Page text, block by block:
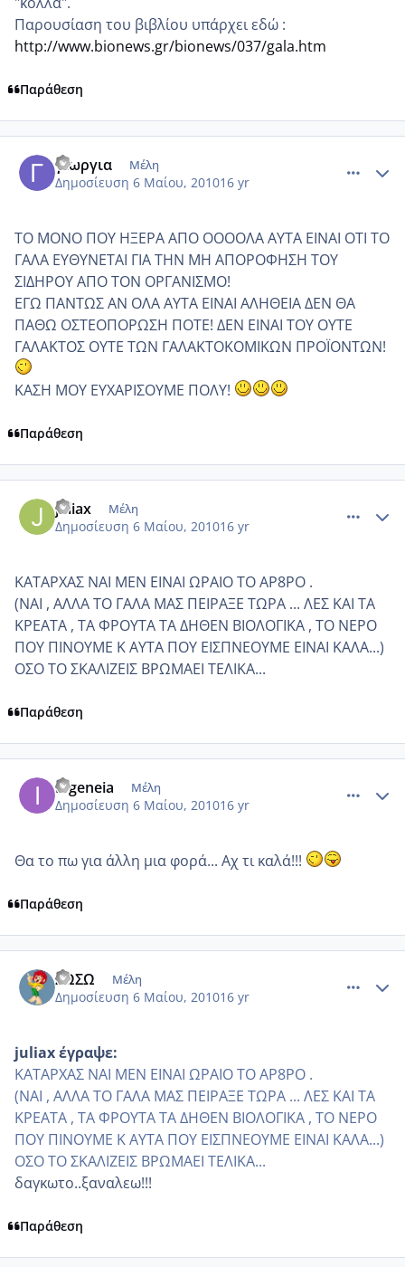
Παρουσίαση του βιβλίου υπάρχει εδώ :
http://www.bionews.gr/bionews/037/gala.htm
Παράθεση
γιωργια Μέλη
Δημοσίευση 6 Μαίου, 201016 yr
ΤΟ ΜΟΝΟ ΠΟΥ ΗΞΕΡΑ ΑΠΟ ΟΟΟΟΛΑ ΑΥΤΑ ΕΙΝΑΙ ΟΤΙ ΤΟ
ΓΑΛΑ ΕΥΘΥΝΕΤΑΙ ΓΙΑ ΤΗΝ ΜΗ ΑΠΟΡΟΦΗΣΗ ΤΟΥ
ΣΙΔΗΡΟΥ ΑΠΟ ΤΟΝ ΟΡΓΑΝΙΣΜΟ!
ΕΓΩ ΠΑΝΤΩΣ ΑΝ ΟΛΑ ΑΥΤΑ ΕΙΝΑΙ ΑΛΗΘΕΙΑ ΔΕΝ ΘΑ
ΠΑΘΩ ΟΣΤΕΟΠΟΡΩΣΗ ΠΟΤΕ! ΔΕΝ ΕΙΝΑΙ ΤΟΥ ΟΥΤΕ
ΓΑΛΑΚΤΟΣ ΟΥΤΕ ΤΩΝ ΓΑΛΑΚΤΟΚΟΜΙΚΩΝ ΠΡΟΪΟΝΤΩΝ!
ΚΑΣΗ ΜΟΥ ΕΥΧΑΡΙΣΟΥΜΕ ΠΟΛΥ!
Παράθεση
juliax Μέλη
Δημοσίευση 6 Μαίου, 201016 yr
ΚΑΤΑΡΧΑΣ ΝΑΙ ΜΕΝ ΕΙΝΑΙ ΩΡΑΙΟ ΤΟ ΑΡ8ΡΟ .
(ΝΑΙ , ΑΛΛΑ ΤΟ ΓΑΛΑ ΜΑΣ ΠΕΙΡΑΞΕ ΤΩΡΑ ... ΛΕΣ ΚΑΙ ΤΑ
ΚΡΕΑΤΑ , ΤΑ ΦΡΟΥΤΑ ΤΑ ΔΗΘΕΝ ΒΙΟΛΟΓΙΚΑ , ΤΟ ΝΕΡΟ
ΠΟΥ ΠΙΝΟΥΜΕ Κ ΑΥΤΑ ΠΟΥ ΕΙΣΠΝΕΟΥΜΕ ΕΙΝΑΙ ΚΑΛΑ...)
ΟΣΟ ΤΟ ΣΚΑΛΙΖΕΙΣ ΒΡΩΜΑΕΙ ΤΕΛΙΚΑ...
Παράθεση
Ifigeneia Μέλη
Δημοσίευση 6 Μαίου, 201016 yr
Θα το πω για άλλη μια φορά... Αχ τι καλά!!!
Παράθεση
ΣΩΣΩ Μέλη
Δημοσίευση 6 Μαίου, 201016 yr
juliax έγραψε:
ΚΑΤΑΡΧΑΣ ΝΑΙ ΜΕΝ ΕΙΝΑΙ ΩΡΑΙΟ ΤΟ ΑΡ8ΡΟ .
(ΝΑΙ , ΑΛΛΑ ΤΟ ΓΑΛΑ ΜΑΣ ΠΕΙΡΑΞΕ ΤΩΡΑ ... ΛΕΣ ΚΑΙ ΤΑ
ΚΡΕΑΤΑ , ΤΑ ΦΡΟΥΤΑ ΤΑ ΔΗΘΕΝ ΒΙΟΛΟΓΙΚΑ , ΤΟ ΝΕΡΟ
ΠΟΥ ΠΙΝΟΥΜΕ Κ ΑΥΤΑ ΠΟΥ ΕΙΣΠΝΕΟΥΜΕ ΕΙΝΑΙ ΚΑΛΑ...)
ΟΣΟ ΤΟ ΣΚΑΛΙΖΕΙΣ ΒΡΩΜΑΕΙ ΤΕΛΙΚΑ...
δαγκωτο..ξαναλεω!!!
Παράθεση